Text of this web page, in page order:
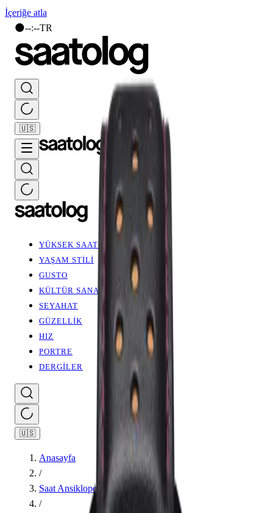
İçeriğe atla
🌑--:--TR
🇺🇸
YÜKSEK SAATÇİLİK
YAŞAM STİLİ
GUSTO
KÜLTÜR SANAT
SEYAHAT
GÜZELLİK
HIZ
PORTRE
DERGİLER
🇺🇸
Anasayfa
/
Saat Ansiklopedisi
/